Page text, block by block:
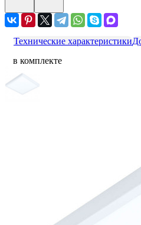
Технические характеристики
в комплекте